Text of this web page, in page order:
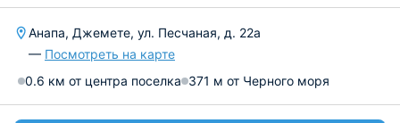
Анапа, Джемете, ул. Песчаная, д. 22а
— Посмотреть на карте
0.6 км от центра поселка 371 м от Черного моря